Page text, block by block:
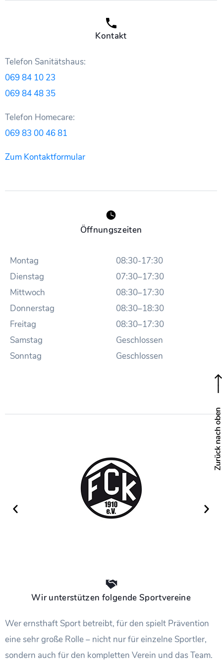
Kontakt
Telefon Sanitätshaus:
069 84 10 23
069 84 48 35
Telefon Homecare:
069 83 00 46 81
Zum Kontaktformular
Öffnungszeiten
Montag
Dienstag
Mittwoch
Donnerstag
Freitag
Samstag
Sonntag
08:30-17:30
07:30–17:30
08:30–17:30
08:30–18:30
08:30–17:30
Geschlossen
Geschlossen
Wir unterstützen folgende Sportvereine
Wer ernsthaft Sport betreibt, für den spielt Prävention
eine sehr große Rolle – nicht nur für einzelne Sportler,
sondern auch für den kompletten Verein und das Team.